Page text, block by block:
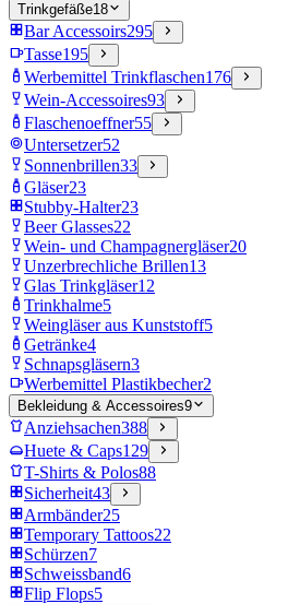
Trinkgefäße18
Bar Accessoirs295
Tasse195
Werbemittel Trinkflaschen176
Wein-Accessoires93
Flaschenoeffner55
Untersetzer52
Sonnenbrillen33
Gläser23
Stubby-Halter23
Beer Glasses22
Wein- und Champagnergläser20
Unzerbrechliche Brillen13
Glas Trinkgläser12
Trinkhalme5
Weingläser aus Kunststoff5
Getränke4
Schnapsgläsern3
Werbemittel Plastikbecher2
Bekleidung & Accessoires9
Anziehsachen388
Huete & Caps129
T-Shirts & Polos88
Sicherheit43
Armbänder25
Temporary Tattoos22
Schürzen7
Schweissband6
Flip Flops5